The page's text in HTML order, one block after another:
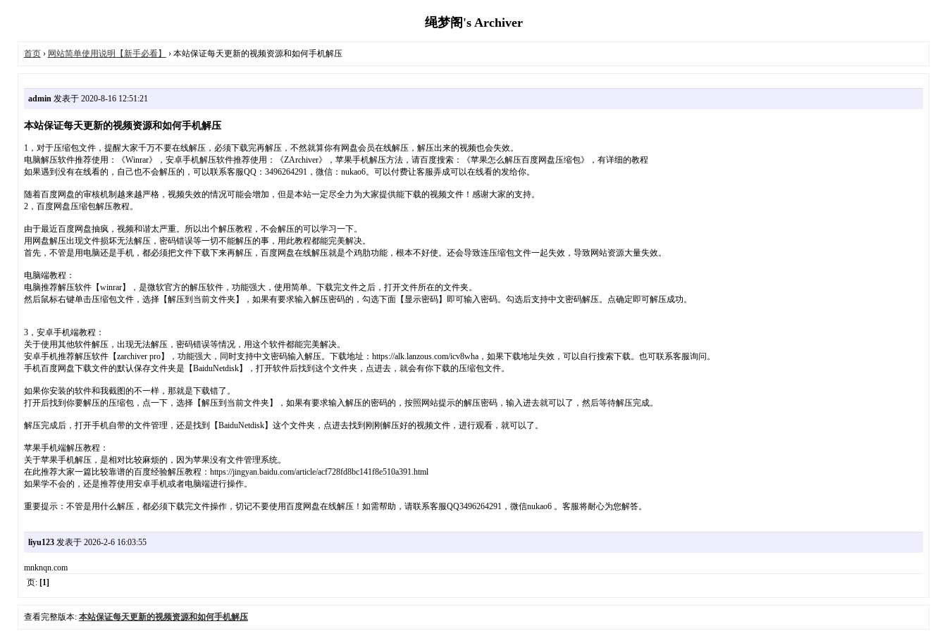
绳梦阁's Archiver
首页› 网站简单使用说明【新手必看】 › 本站保证每天更新的视频资源和如何手机解压
admin发表于 2020-8-16 12:51:21
本站保证每天更新的视频资源和如何手机解压
1，对于压缩包文件，提醒大家千万不要在线解压，必须下载完再解压，不然就算你有网盘会员在线解压，解压出来的视频也会失效。
电脑解压软件推荐使用：《Winrar》，安卓手机解压软件推荐使用：《ZArchiver》，苹果手机解压方法，请百度搜索：《苹果怎么解压百度网盘压缩包》，有详细的教程
如果遇到没有在线看的，自己也不会解压的，可以联系客服QQ：3496264291，微信：nukao6。可以付费让客服弄成可以在线看的发给你。
随着百度网盘的审核机制越来越严格，视频失效的情况可能会增加，但是本站一定尽全力为大家提供能下载的视频文件！感谢大家的支持。
2，百度网盘压缩包解压教程。
由于最近百度网盘抽疯，视频和谐太严重。所以出个解压教程，不会解压的可以学习一下。
用网盘解压出现文件损坏无法解压，密码错误等一切不能解压的事，用此教程都能完美解决。
首先，不管是用电脑还是手机，都必须把文件下载下来再解压，百度网盘在线解压就是个鸡肋功能，根本不好使。还会导致连压缩包文件一起失效，导致网站资源大量失效。
电脑端教程：
电脑推荐解压软件【winrar】，是微软官方的解压软件，功能强大，使用简单。下载完文件之后，打开文件所在的文件夹。
然后鼠标右键单击压缩包文件，选择【解压到当前文件夹】，如果有要求输入解压密码的，勾选下面【显示密码】即可输入密码。勾选后支持中文密码解压。点确定即可解压成功。
3，安卓手机端教程：
关于使用其他软件解压，出现无法解压，密码错误等情况，用这个软件都能完美解决。
安卓手机推荐解压软件【zarchiver pro】，功能强大，同时支持中文密码输入解压。下载地址：https://alk.lanzous.com/icv8wha，如果下载地址失效，可以自行搜索下载。也可联系客服询问。
手机百度网盘下载文件的默认保存文件夹是【BaiduNetdisk】，打开软件后找到这个文件夹，点进去，就会有你下载的压缩包文件。
如果你安装的软件和我截图的不一样，那就是下载错了。
打开后找到你要解压的压缩包，点一下，选择【解压到当前文件夹】，如果有要求输入解压的密码的，按照网站提示的解压密码，输入进去就可以了，然后等待解压完成。
解压完成后，打开手机自带的文件管理，还是找到【BaiduNetdisk】这个文件夹，点进去找到刚刚解压好的视频文件，进行观看，就可以了。
苹果手机端解压教程：
关于苹果手机解压，是相对比较麻烦的，因为苹果没有文件管理系统。
在此推荐大家一篇比较靠谱的百度经验解压教程：https://jingyan.baidu.com/article/acf728fd8bc141f8e510a391.html
如果学不会的，还是推荐使用安卓手机或者电脑端进行操作。
重要提示：不管是用什么解压，都必须下载完文件操作，切记不要使用百度网盘在线解压！如需帮助，请联系客服QQ3496264291，微信nukao6 。客服将耐心为您解答。
liyu123发表于 2026-2-6 16:03:55
mnknqn.com
页: [1]
查看完整版本: 本站保证每天更新的视频资源和如何手机解压